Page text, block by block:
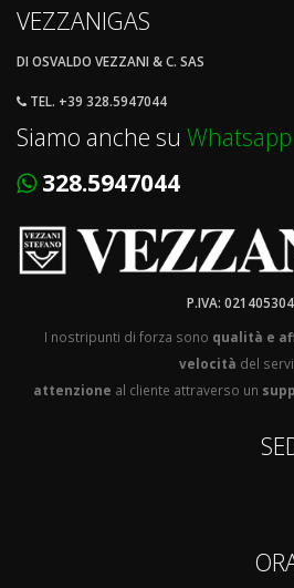
VEZZANIGAS
DI OSVALDO VEZZANI & C. SAS
TEL. +39 328.5947044
Siamo anche su Whatsapp
328.5947044
P.IVA:
I nostripunti di forza sono qualità e
velocità del
attenzione al cliente attraverso un